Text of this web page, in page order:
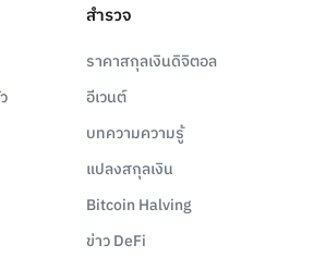
สำรวจ
ราคาสกุลเงินดิจิตอล
อีเวนต์
บทความความรู้
แปลงสกุลเงิน
Bitcoin Halving
ข่าว DeFi